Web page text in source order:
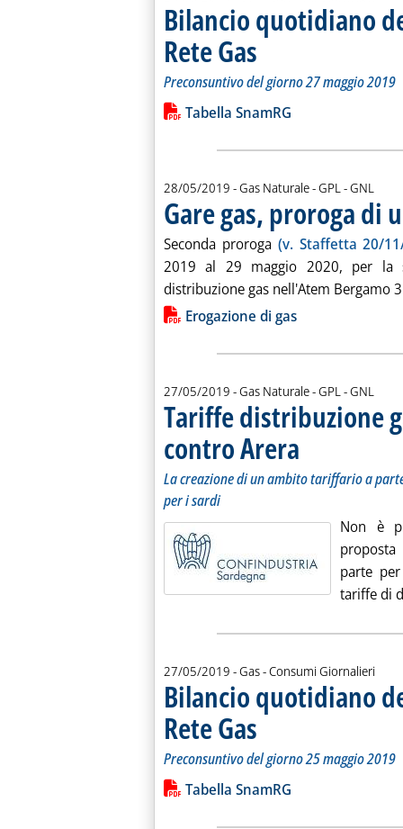
Bilancio quotidiano
Rete Gas . Sottotitolo: Preconsuntivo del
. Pubblicata martedì 28 maggio
Preconsuntivo del giorno 27 maggio 2019
Leggi tutta la notizia: 'Bilancio
Lista allegati PDF alla notizia
Tabella SnamRG
28/05/2019 - Gas Naturale - GPL - GNL
Gare gas, proroga di
Seconda proroga (v. Staffetta 20/
2019 al 29 maggio 2020, per la
distribuzione gas nell'Atem Bergamo
Lista allegati PDF alla notizia
Erogazione di gas
27/05/2019 - Gas Naturale - GPL - GNL
Tariffe distribuzione
contro Arera . Sottotitolo: La
. Pubblicata lunedì 27
La creazione di un ambito tariffario a
per i sardi
Non è
parte
tariffe di
27/05/2019 - Gas - Consumi Giornalieri
Bilancio quotidiano
Rete Gas . Sottotitolo: Preconsuntivo del
. Pubblicata lunedì 27 maggio
Preconsuntivo del giorno 25 maggio 2019
Leggi tutta la notizia: 'Bilancio
Lista allegati PDF alla notizia
Tabella SnamRG